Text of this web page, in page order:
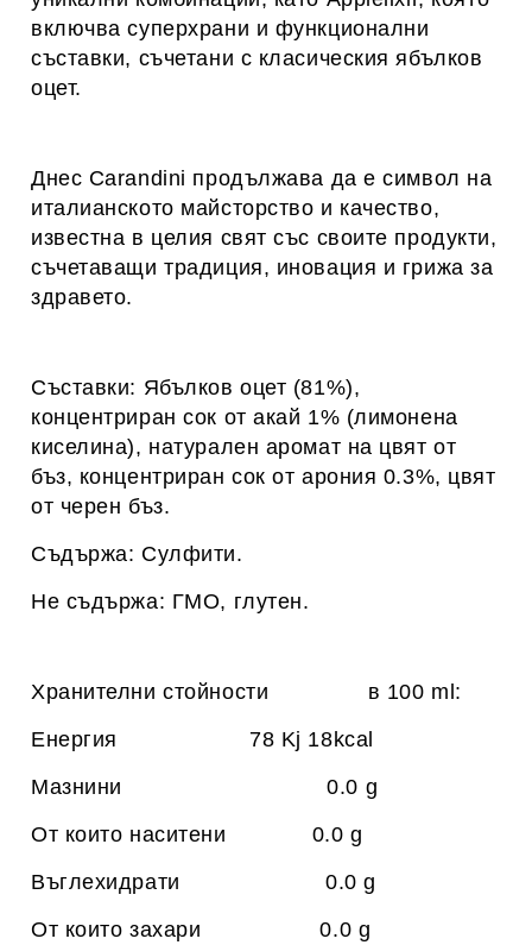
включва суперхрани и функционални
съставки, съчетани с класическия ябълков
оцет.
Днес Carandini продължава да е символ на
италианското майсторство и качество,
известна в целия свят със своите продукти,
съчетаващи традиция, иновация и грижа за
здравето.
Съставки: Ябълков оцет (81%),
концентриран сок от акай 1% (лимонена
киселина), натурален аромат на цвят от
бъз, концентриран сок от арония 0.3%, цвят
от черен бъз.
Съдържа: Сулфити.
Не съдържа: ГМО, глутен.
Хранителни стойности в 100 ml:
Енергия 78 Kj 18kcal
Мазнини 0.0 g
От които наситени 0.0 g
Въглехидрати 0.0 g
От които захари 0.0 g